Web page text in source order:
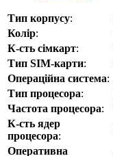
Тип корпусу:
Колір:
К-сть сімкарт:
Тип SIM-карти:
Операційна система:
Тип процесора:
Частота процесора:
К-сть ядер
процесора:
Оперативна